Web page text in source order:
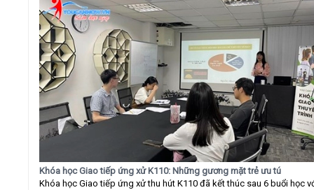
Khóa học Giao tiếp ứng xử K110: Những gương mặt trẻ ưu tú
Khóa học Giao tiếp ứng xử thu hút K110 đã kết thúc sau 6 buổi học